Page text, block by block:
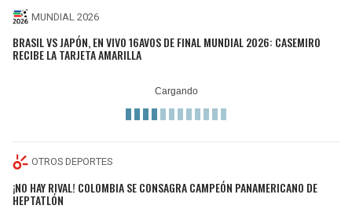
MUNDIAL 2026
BRASIL VS JAPÓN, EN VIVO 16AVOS DE FINAL MUNDIAL 2026: CASEMIRO
RECIBE LA TARJETA AMARILLA
OTROS DEPORTES
¡NO HAY RIVAL! COLOMBIA SE CONSAGRA CAMPEÓN PANAMERICANO DE
HEPTATLÓN